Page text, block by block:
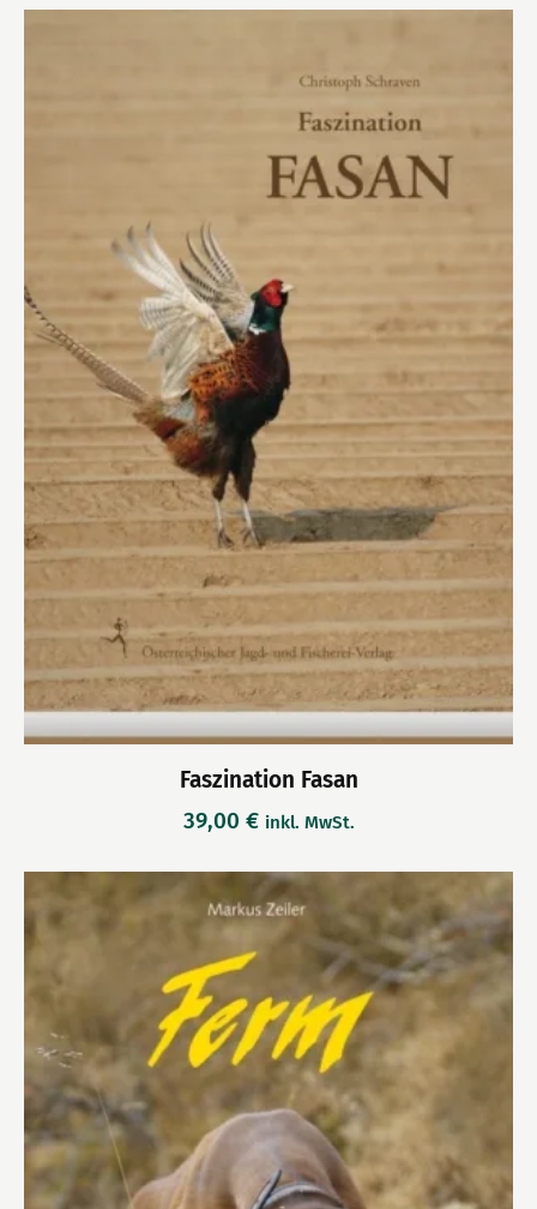
Faszination Fasan
39,00 € inkl. MwSt.